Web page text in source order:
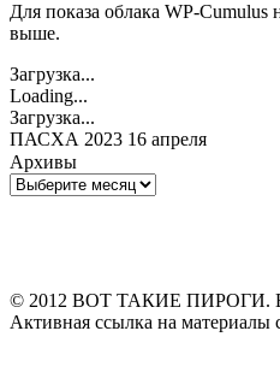
Для показа облака WP-Cumulus
выше.
Загрузка...
Loading...
Загрузка...
ПАСХА 2023 16 апреля
Архивы
Архивы
© 2012 ВОТ ТАКИЕ ПИРОГИ.
Активная ссылка на материалы